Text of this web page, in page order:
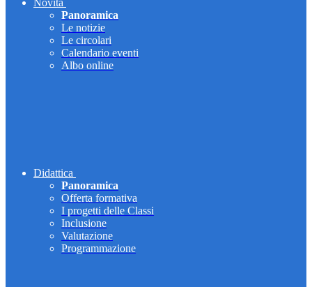
Novità
Panoramica
Le notizie
Le circolari
Calendario eventi
Albo online
Didattica
Panoramica
Offerta formativa
I progetti delle Classi
Inclusione
Valutazione
Programmazione